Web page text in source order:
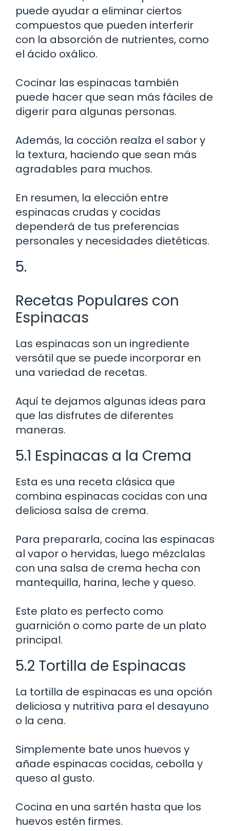
puede ayudar a eliminar ciertos
compuestos que pueden interferir
con la absorción de nutrientes, como
el ácido oxálico.
Cocinar las espinacas también
puede hacer que sean más fáciles de
digerir para algunas personas.
Además, la cocción realza el sabor y
la textura, haciendo que sean más
agradables para muchos.
En resumen, la elección entre
espinacas crudas y cocidas
dependerá de tus preferencias
personales y necesidades dietéticas.
5.
Recetas Populares con
Espinacas
Las espinacas son un ingrediente
versátil que se puede incorporar en
una variedad de recetas.
Aquí te dejamos algunas ideas para
que las disfrutes de diferentes
maneras.
5.1 Espinacas a la Crema
Esta es una receta clásica que
combina espinacas cocidas con una
deliciosa salsa de crema.
Para prepararla, cocina las espinacas
al vapor o hervidas, luego mézclalas
con una salsa de crema hecha con
mantequilla, harina, leche y queso.
Este plato es perfecto como
guarnición o como parte de un plato
principal.
5.2 Tortilla de Espinacas
La tortilla de espinacas es una opción
deliciosa y nutritiva para el desayuno
o la cena.
Simplemente bate unos huevos y
añade espinacas cocidas, cebolla y
queso al gusto.
Cocina en una sartén hasta que los
huevos estén firmes.